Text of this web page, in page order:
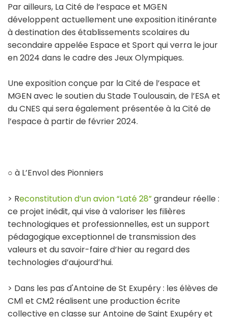
Par ailleurs, La Cité de l’espace et MGEN
développent actuellement une exposition itinérante
à destination des établissements scolaires du
secondaire appelée Espace et Sport qui verra le jour
en 2024 dans le cadre des Jeux Olympiques.
Une exposition conçue par la Cité de l’espace et
MGEN avec le soutien du Stade Toulousain, de l’ESA et
du CNES qui sera également présentée à la Cité de
l’espace à partir de février 2024.
○ à L’Envol des Pionniers
> Reconstitution d’un avion “Laté 28”grandeur réelle :
ce projet inédit, qui vise à valoriser les filières
technologiques et professionnelles, est un support
pédagogique exceptionnel de transmission des
valeurs et du savoir-faire d’hier au regard des
technologies d’aujourd’hui.
> Dans les pas d'Antoine de St Exupéry : les élèves de
CM1 et CM2 réalisent une production écrite
collective en classe sur Antoine de Saint Exupéry et